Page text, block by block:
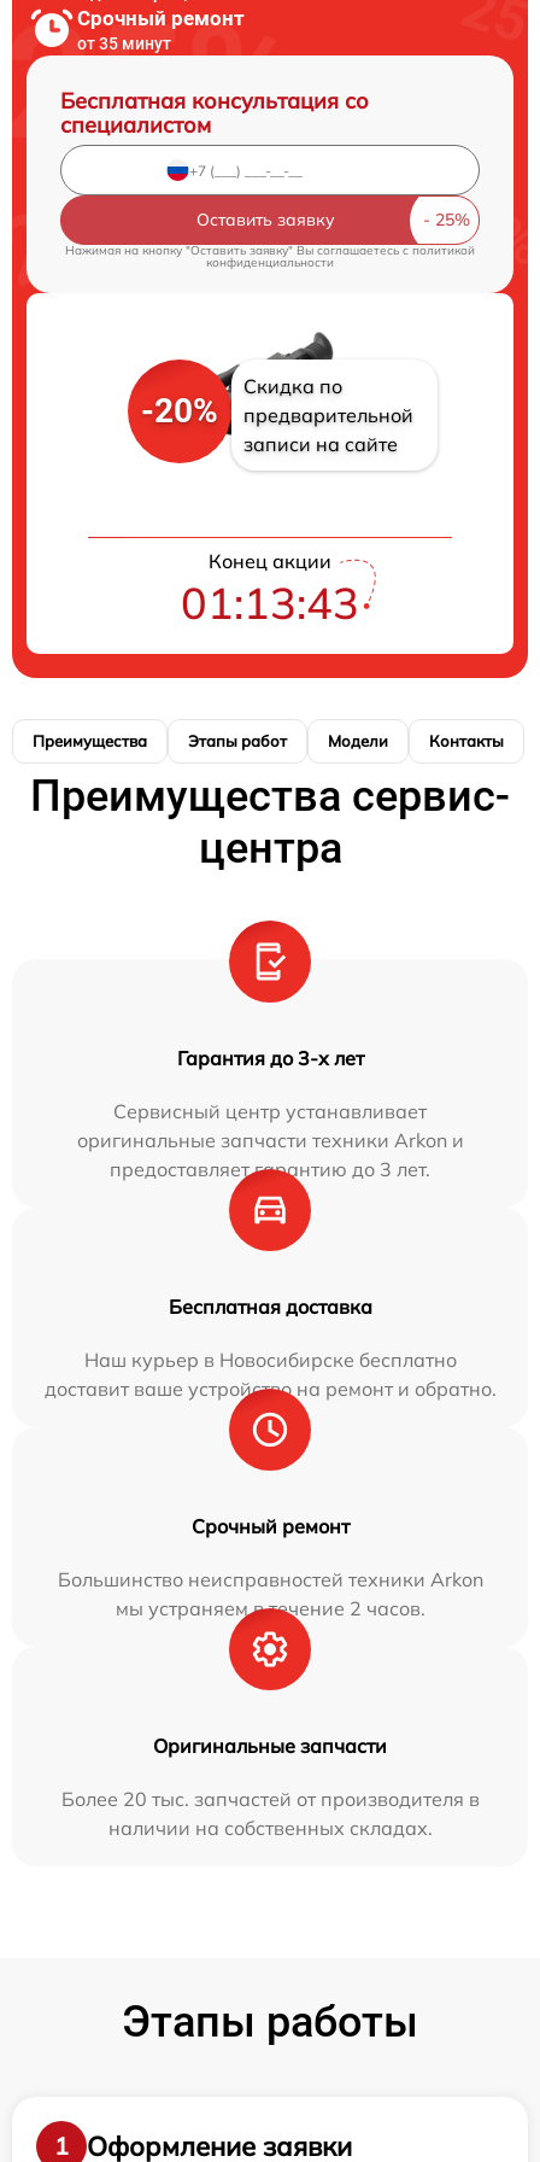
Срочный ремонт
от 35 минут
Бесплатная консультация со
специалистом
Оставить заявку
Нажимая на кнопку "Оставить заявку" Вы соглашаетесь c политикой
конфиденциальности
-20%
Скидка по
предварительной
записи на сайте
Конец акции
01:13:43
Преимущества Этапы работ Модели Контакты
Преимущества сервис-
центра
Гарантия до 3-х лет
Сервисный центр устанавливает
оригинальные запчасти техники Arkon и
предоставляет гарантию до 3 лет.
Бесплатная доставка
Наш курьер в Новосибирске бесплатно
доставит ваше устройство на ремонт и обратно.
Срочный ремонт
Большинство неисправностей техники Arkon
мы устраняем в течение 2 часов.
Оригинальные запчасти
Более 20 тыс. запчастей от производителя в
наличии на собственных складах.
Этапы работы
1 Оформление заявки